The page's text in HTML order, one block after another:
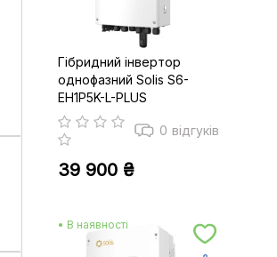
Гібридний інвертор
однофазний Solis S6-
EH1P5K-L-PLUS
0 відгуків
39 900 ₴
• В наявності